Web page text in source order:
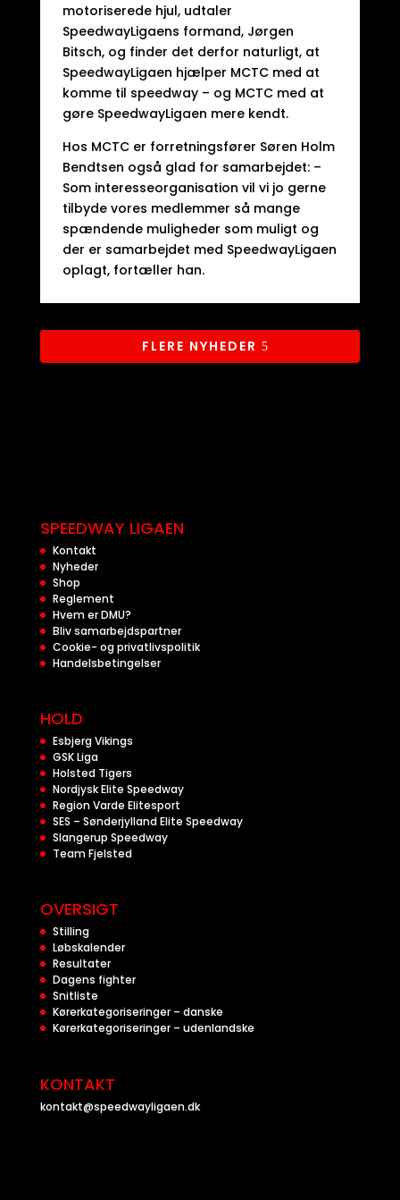
motoriserede hjul, udtaler
SpeedwayLigaens formand, Jørgen
Bitsch, og finder det derfor naturligt, at
SpeedwayLigaen hjælper MCTC med at
komme til speedway – og MCTC med at
gøre SpeedwayLigaen mere kendt.
Hos MCTC er forretningsfører Søren Holm
Bendtsen også glad for samarbejdet: –
Som interesseorganisation vil vi jo gerne
tilbyde vores medlemmer så mange
spændende muligheder som muligt og
der er samarbejdet med SpeedwayLigaen
oplagt, fortæller han.
FLERE NYHEDER
SPEEDWAY LIGAEN
Kontakt
Nyheder
Shop
Reglement
Hvem er DMU?
Bliv samarbejdspartner
Cookie- og privatlivspolitik
Handelsbetingelser
HOLD
Esbjerg Vikings
GSK Liga
Holsted Tigers
Nordjysk Elite Speedway
Region Varde Elitesport
SES – Sønderjylland Elite Speedway
Slangerup Speedway
Team Fjelsted
OVERSIGT
Stilling
Løbskalender
Resultater
Dagens fighter
Snitliste
Kørerkategoriseringer – danske
Kørerkategoriseringer – udenlandske
KONTAKT
kontakt@speedwayligaen.dk